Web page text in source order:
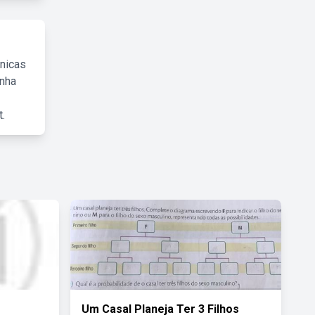
Um Casal Planeja Ter 3 Filhos